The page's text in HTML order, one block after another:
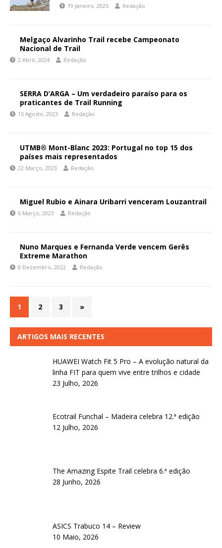
19 Janeiro, 2025 Redação
Melgaço Alvarinho Trail recebe Campeonato
Nacional de Trail
2 Abril, 2024 Redação
SERRA D’ARGA – Um verdadeiro paraíso para os
praticantes de Trail Running
15 Agosto, 2023 Redação
UTMB® Mont-Blanc 2023: Portugal no top 15 dos
países mais representados
22 Março, 2023 Redação
Miguel Rubio e Ainara Uribarri venceram Louzantrail
6 Março, 2023 Redação
Nuno Marques e Fernanda Verde vencem Gerês
Extreme Marathon
8 Dezembro, 2022 Redação
1 2 3 »
ARTIGOS MAIS RECENTES
HUAWEI Watch Fit 5 Pro – A evolução natural da
linha FIT para quem vive entre trilhos e cidade
23 Julho, 2026
Ecotrail Funchal – Madeira celebra 12.ª edição
12 Julho, 2026
The Amazing Espite Trail celebra 6.ª edição
28 Junho, 2026
ASICS Trabuco 14 – Review
10 Maio, 2026